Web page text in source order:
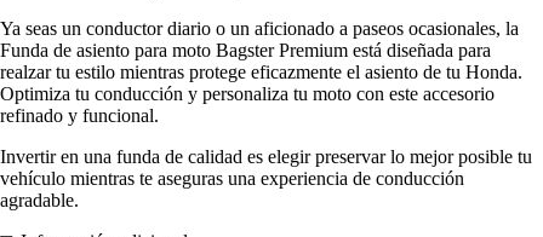
Ya seas un conductor diario o un aficionado a paseos ocasionales, la
Funda de asiento para moto Bagster Premium está diseñada para
realzar tu estilo mientras protege eficazmente el asiento de tu Honda.
Optimiza tu conducción y personaliza tu moto con este accesorio
refinado y funcional.
Invertir en una funda de calidad es elegir preservar lo mejor posible tu
vehículo mientras te aseguras una experiencia de conducción
agradable.